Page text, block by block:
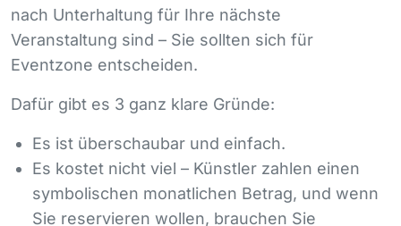
nach Unterhaltung für Ihre nächste
Veranstaltung sind – Sie sollten sich für
Eventzone entscheiden.
Dafür gibt es 3 ganz klare Gründe:
Es ist überschaubar und einfach.
Es kostet nicht viel – Künstler zahlen einen
symbolischen monatlichen Betrag, und wenn
Sie reservieren wollen, brauchen Sie